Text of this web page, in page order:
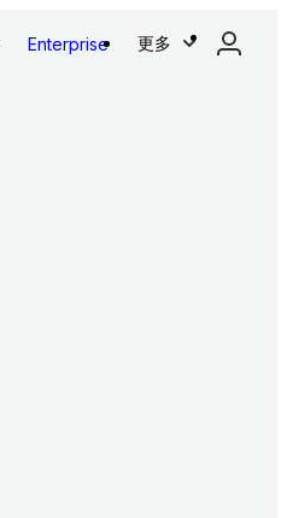
Enterprise 更多